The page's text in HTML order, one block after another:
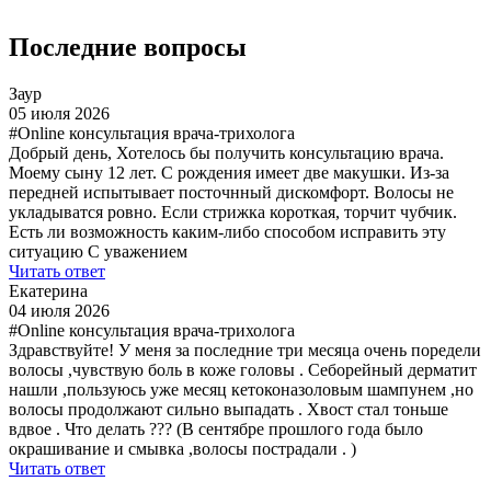
Последние вопросы
Заур
05 июля 2026
#Online консультация врача-трихолога
Добрый день, Хотелось бы получить консультацию врача.
Моему сыну 12 лет. С рождения имеет две макушки. Из-за
передней испытывает посточнный дискомфорт. Волосы не
укладыватся ровно. Если стрижка короткая, торчит чубчик.
Есть ли возможность каким-либо способом исправить эту
ситуацию С уважением
Читать ответ
Екатерина
04 июля 2026
#Online консультация врача-трихолога
Здравствуйте! У меня за последние три месяца очень поредели
волосы ,чувствую боль в коже головы . Себорейный дерматит
нашли ,пользуюсь уже месяц кетоконазоловым шампунем ,но
волосы продолжают сильно выпадать . Хвост стал тоньше
вдвое . Что делать ??? (В сентябре прошлого года было
окрашивание и смывка ,волосы пострадали . )
Читать ответ